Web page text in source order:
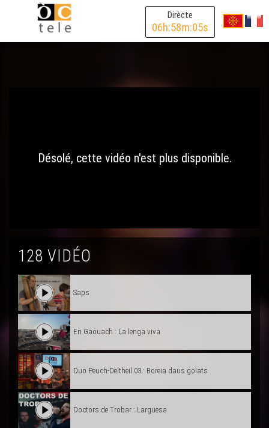
Dirècte
06h:58m:05s
Désolé, cette vidéo n'est plus disponible.
128 VIDÉO
Saps
En Gaouach : La lenga viva
Duo Peuch-Deltheil 03 : Boreia daus goïats
Doctors de Trobar : Larguesa